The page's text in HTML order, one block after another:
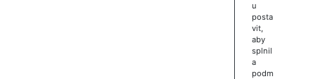
u
posta
vit,
aby
splnil
a
podm